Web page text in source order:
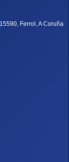
Ferrol, A Coruña